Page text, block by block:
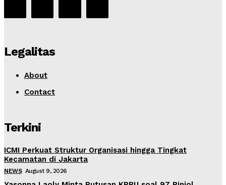
Legalitas
About
Contact
Terkini
ICMI Perkuat Struktur Organisasi hingga Tingkat
Kecamatan di Jakarta
NEWS August 9, 2026